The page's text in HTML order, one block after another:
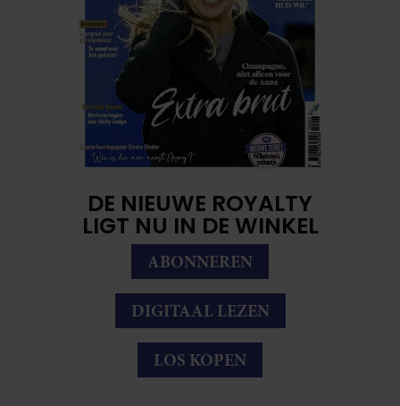
DE NIEUWE ROYALTY
LIGT NU IN DE WINKEL
ABONNEREN
DIGITAAL LEZEN
LOS KOPEN